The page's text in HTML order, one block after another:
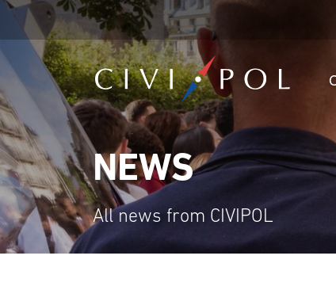
NEWS
All news from CIVIPOL